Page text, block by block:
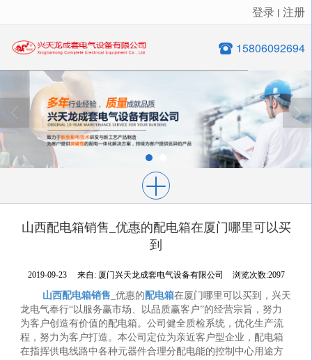
很遗憾，因您的浏览器版本过低导致无法获得最佳浏览体验，推荐下载安装谷歌浏览器！
登录 丨 注册
15806092694
山西配电箱销售_优惠的配电箱在厦门哪里可以买
到
2019-09-23 来自: 厦门兴天龙成套电气设备有限公司 浏览次数:2097
山西配电箱销售 _优惠的配电箱在厦门哪里可以买到，兴天
龙电气奉行“以服务赢市场、以品质赢客户”的经营宗旨，努力
为客户创造有价值的配电箱。公司健全质检系统，优化生产流
程，努力为客户打造。本公司定位为亲近客户型企业，配电箱
在指挥供电线路中各种元器件合理分配电能的控制中心用途方